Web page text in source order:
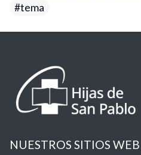
tema
NUESTROS SITIOS WEB